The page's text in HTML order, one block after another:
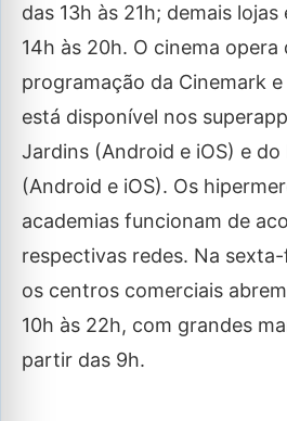
das 13h às 21h; demais
14h às 20h. O cinema
programação da Cinemark
está disponível nos
Jardins (Android e iOS) e do
(Android e iOS). Os
academias funcionam de
respectivas redes. Na
os centros comerciais
10h às 22h, com grandes
partir das 9h.